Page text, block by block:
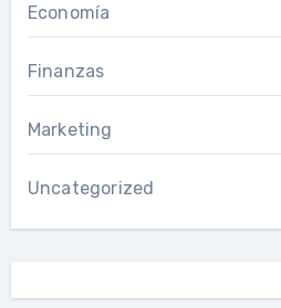
Economía
Finanzas
Marketing
Uncategorized